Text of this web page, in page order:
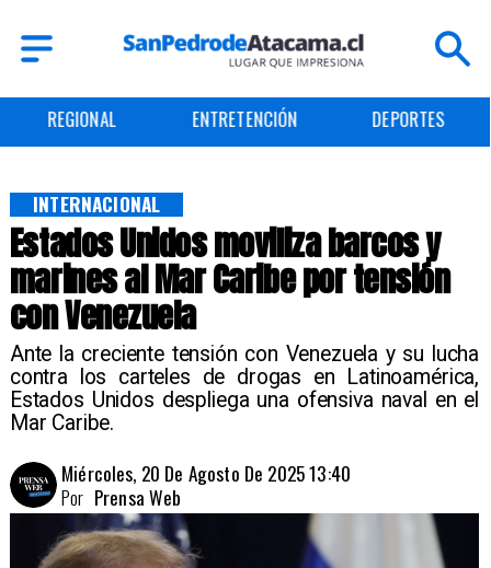
ENTRETENCIÓN DEPORTES CULTURA
Estados Unidos moviliza barcos y
marines al Mar Caribe por tensión
con Venezuela
Ante la creciente tensión con Venezuela y su lucha
contra los carteles de drogas en Latinoamérica,
Estados Unidos despliega una ofensiva naval en el
Mar Caribe.
INTERNACIONAL
Miércoles, 20 De Agosto De 2025 13:40
Prensa Web
Por